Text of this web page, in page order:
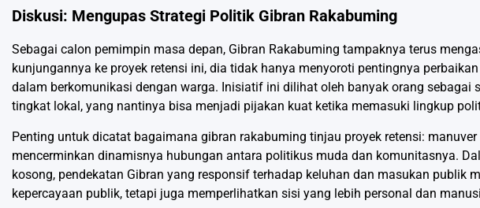
Diskusi: Mengupas Strategi Politik Gibran Rakabuming
Sebagai calon pemimpin masa depan, Gibran Rakabuming tampaknya terus
kunjungannya ke proyek retensi ini, dia tidak hanya menyoroti pentingnya
dalam berkomunikasi dengan warga. Inisiatif ini dilihat oleh banyak orang
tingkat lokal, yang nantinya bisa menjadi pijakan kuat ketika memasuki lingkup
Penting untuk dicatat bagaimana gibran rakabuming tinjau proyek retensi:
mencerminkan dinamisnya hubungan antara politikus muda dan komunitasnya.
kosong, pendekatan Gibran yang responsif terhadap keluhan dan masukan publik
kepercayaan publik, tetapi juga memperlihatkan sisi yang lebih personal dan